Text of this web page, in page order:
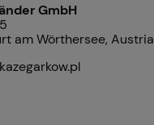
GmbH
am Wörthersee, Austria